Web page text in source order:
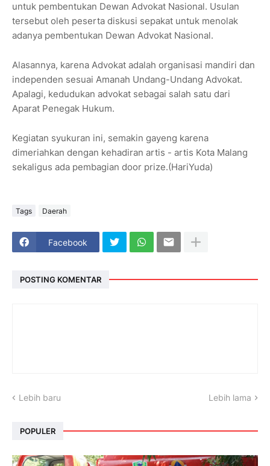
untuk pembentukan Dewan Advokat Nasional. Usulan
tersebut oleh peserta diskusi sepakat untuk menolak
adanya pembentukan Dewan Advokat Nasional.
Alasannya, karena Advokat adalah organisasi mandiri dan
independen sesuai Amanah Undang-Undang Advokat.
Apalagi, kedudukan advokat sebagai salah satu dari
Aparat Penegak Hukum.
Kegiatan syukuran ini, semakin gayeng karena
dimeriahkan dengan kehadiran artis - artis Kota Malang
sekaligus ada pembagian door prize.(HariYuda)
Tags Daerah
Facebook
POSTING KOMENTAR
Lebih baru Lebih lama
POPULER